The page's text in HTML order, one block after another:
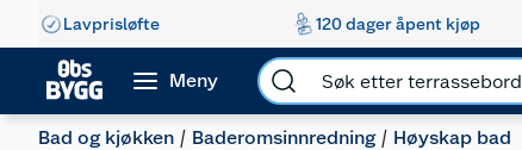
Lavprisløfte 120 dager åpent kjøp
Meny
Bad og kjøkken Baderomsinnredning Høyskap bad